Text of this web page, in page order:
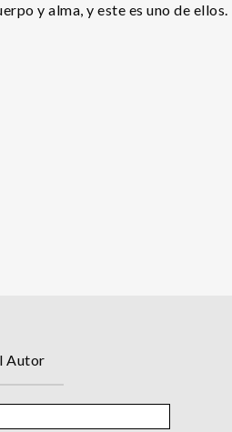
y alma, y este es uno de ellos.
Autor